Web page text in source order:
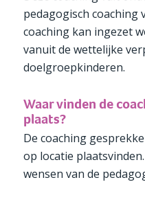
pedagogisch coaching
coaching kan ingezet
vanuit de wettelijke
doelgroepkinderen.
Waar vinden de
plaats?
De coaching
op locatie
wensen van de